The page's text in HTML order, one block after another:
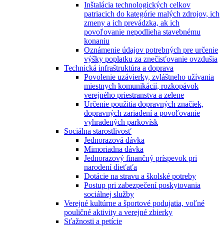
Inštalácia technologických celkov
patriacich do kategórie malých zdrojov, ich
zmeny a ich prevádzka, ak ich
povoľovanie nepodlieha stavebnému
konaniu
Oznámenie údajov potrebných pre určenie
výšky poplatku za znečisťovanie ovzdušia
Technická infraštruktúra a doprava
Povolenie uzávierky, zvláštneho užívania
miestnych komunikácií, rozkopávok
verejného priestranstva a zelene
Určenie použitia dopravných značiek,
dopravných zariadení a povoľovanie
vyhradených parkovísk
Sociálna starostlivosť
Jednorazová dávka
Mimoriadna dávka
Jednorazový finančný príspevok pri
narodení dieťaťa
Dotácie na stravu a školské potreby
Postup pri zabezpečení poskytovania
sociálnej služby
Verejné kultúrne a športové podujatia, voľné
pouličné aktivity a verejné zbierky
Sťažnosti a petície